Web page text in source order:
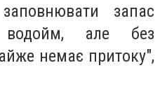
запас
водойм, але без
немає притоку",